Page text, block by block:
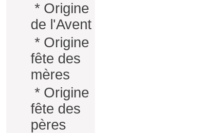
* Origine
de l'Avent
* Origine
fête des
mères
* Origine
fête des
pères